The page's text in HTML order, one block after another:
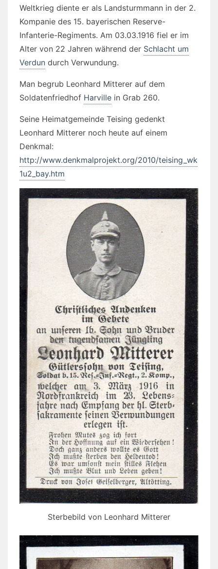
Weltkrieg diente er als Landsturmmann in der 2.
Kompanie des 15. bayerischen Reserve-
Infanterie-Regiments. Am 03.03.1916 fiel er im
Alter von 22 Jahren während der Schlacht um
Verdun durch Verwundung.
Man begrub Leonhard Mitterer auf dem
Soldatenfriedhof Harville in Grab 260.
Seine Heimatgemeinde Teising gedenkt
Leonhard Mitterer noch heute auf einem
Denkmal:
http://www.denkmalprojekt.org/2010/teising_wk
1u2_bay.htm
Sterbebild von Leonhard Mitterer